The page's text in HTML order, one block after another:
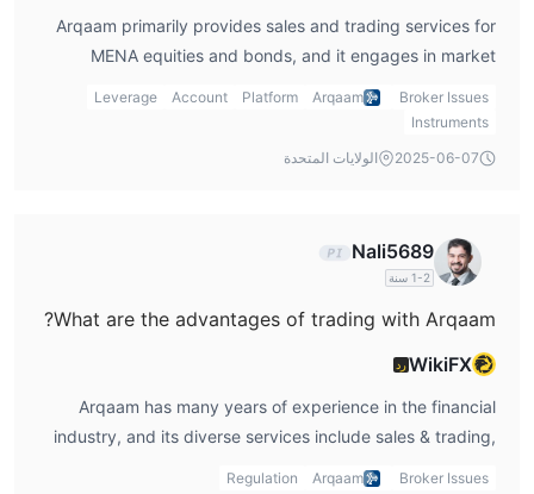
Arqaam primarily provides sales and trading services for
MENA equities and bonds, and it engages in market
making and structuring derivatives. However, there is no
mention of a specific trading platform like MT4 or MT5,
trading tools are. If platform choice is crucial for you, it
might be helpful to explore Arqaam reviews to see if other
users have found their platform suitable for their needs.
Broker Issues
Arqaam
Platform
Account
Leverage
Instruments
2025-06-07
الولايات المتحدة
Nali5689
1-2 سنة
What are the advantages of trading with Arqaam?
WikiFXرد
Arqaam has many years of experience in the financial
industry, and its diverse services include sales & trading,
investment banking, asset management, and research.
Broker Issues
Arqaam
Regulation